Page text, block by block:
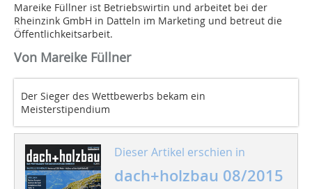
Mareike Füllner ist Betriebswirtin und arbeitet bei der
Rheinzink GmbH in Datteln im Marketing und betreut die
Öffentlichkeitsarbeit.
Von Mareike Füllner
Der Sieger des Wettbewerbs bekam ein
Meisterstipendium
Dieser Artikel erschien in
dach+holzbau 08/2015